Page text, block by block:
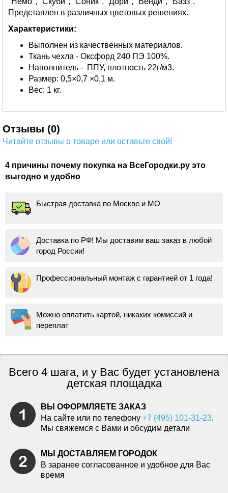
Представлен в различных цветовых решениях.
Характеристики:
Выполнен из качественных материалов.
Ткань чехла - Оксфорд 240 ПЭ 100%.
Наполнитель - ППУ, плотность 22г/м3.
Размер: 0,5×0,7 ×0,1 м.
Вес: 1 кг.
Отзывы (0)
Читайте отзывы о товаре или оставьте свой!
4 причины почему покупка на ВсеГородки.ру это
выгодно и удобно
Быстрая доставка по Москве и МО
Доставка по РФ! Мы доставим ваш заказ в любой
город России!
Профессиональный монтаж с гарантией от 1 года!
Можно оплатить картой, никаких комиссий и
переплат
Всего 4 шага, и у Вас будет установлена
детская площадка
ВЫ ОФОРМЛЯЕТЕ ЗАКАЗ
На сайте или по телефону +7 (495) 101-31-23.
Мы свяжемся с Вами и обсудим детали
МЫ ДОСТАВЛЯЕМ ГОРОДОК
В заранее согласованное и удобное для Вас
время